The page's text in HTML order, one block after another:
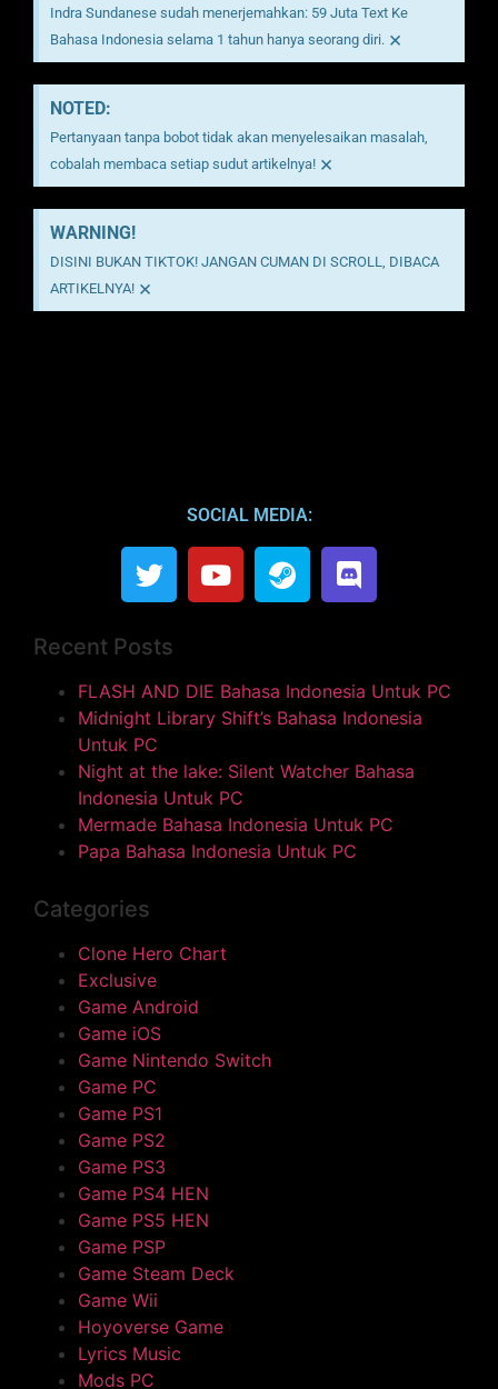
Indra Sundanese sudah menerjemahkan: 59 Juta Text Ke
Bahasa Indonesia selama 1 tahun hanya seorang diri. ×
NOTED:
Pertanyaan tanpa bobot tidak akan menyelesaikan masalah,
cobalah membaca setiap sudut artikelnya! ×
WARNING!
DISINI BUKAN TIKTOK! JANGAN CUMAN DI SCROLL, DIBACA
ARTIKELNYA! ×
SOCIAL MEDIA:
Recent Posts
FLASH AND DIE Bahasa Indonesia Untuk PC
Midnight Library Shift’s Bahasa Indonesia
Untuk PC
Night at the lake: Silent Watcher Bahasa
Indonesia Untuk PC
Mermade Bahasa Indonesia Untuk PC
Papa Bahasa Indonesia Untuk PC
Categories
Clone Hero Chart
Exclusive
Game Android
Game iOS
Game Nintendo Switch
Game PC
Game PS1
Game PS2
Game PS3
Game PS4 HEN
Game PS5 HEN
Game PSP
Game Steam Deck
Game Wii
Hoyoverse Game
Lyrics Music
Mods PC